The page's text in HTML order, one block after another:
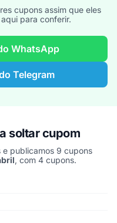
cupons assim que eles
para conferir.
WhatsApp
Telegram
soltar cupom
e publicamos 9 cupons
, com 4 cupons.
somando os últimos 7